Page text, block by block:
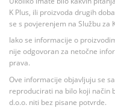
K Plus, ili proizvoda drugih
se s povjerenjem na Službu za
Iako se informacije o
nije odgovoran za netočne
prava.
Ove informacije objavljuju se
reproducirati na bilo koji način
d.o.o. niti bez pisane potvrde.